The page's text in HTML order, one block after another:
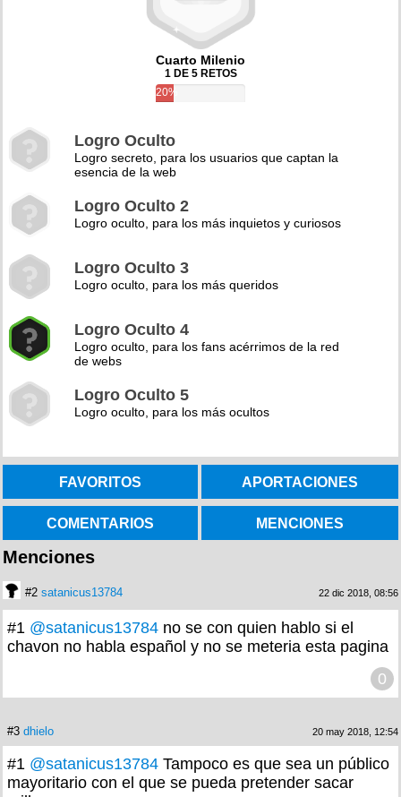
Cuarto Milenio
1 DE 5 RETOS
20%
Logro Oculto
Logro secreto, para los usuarios que captan la
esencia de la web
Logro Oculto 2
Logro oculto, para los más inquietos y curiosos
Logro Oculto 3
Logro oculto, para los más queridos
Logro Oculto 4
Logro oculto, para los fans acérrimos de la red
de webs
Logro Oculto 5
Logro oculto, para los más ocultos
FAVORITOS APORTACIONES
COMENTARIOS MENCIONES
Menciones
#2 satanicus13784 22 dic 2018, 08:56
#1 @satanicus13784 no se con quien hablo si el
chavon no habla español y no se meteria esta pagina
0
#3 dhielo 20 may 2018, 12:54
#1 @satanicus13784 Tampoco es que sea un público
mayoritario con el que se pueda pretender sacar